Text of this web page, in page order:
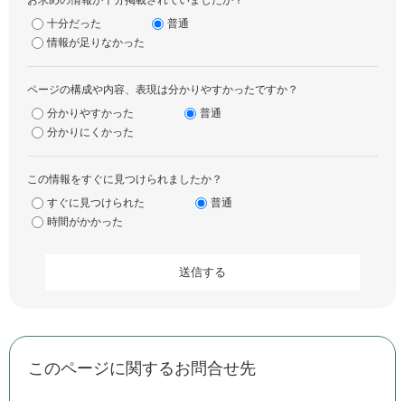
十分だった
普通
情報が足りなかった
ページの構成や内容、表現は分かりやすかったですか？
分かりやすかった
普通
分かりにくかった
この情報をすぐに見つけられましたか？
すぐに見つけられた
普通
時間がかかった
このページに関するお問合せ先